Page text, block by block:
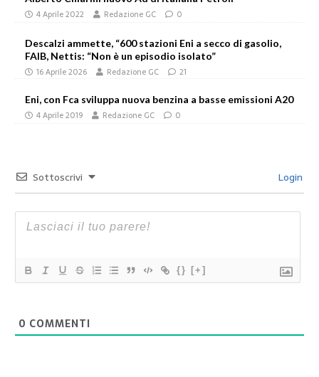
4 Aprile 2022 Redazione GC 0
Descalzi ammette, “600 stazioni Eni a secco di gasolio,
FAIB, Nettis: “Non è un episodio isolato”
16 Aprile 2026 Redazione GC 21
Eni, con Fca sviluppa nuova benzina a basse emissioni A20
4 Aprile 2019 Redazione GC 0
Sottoscrivi Login
{} [+]
0 COMMENTI